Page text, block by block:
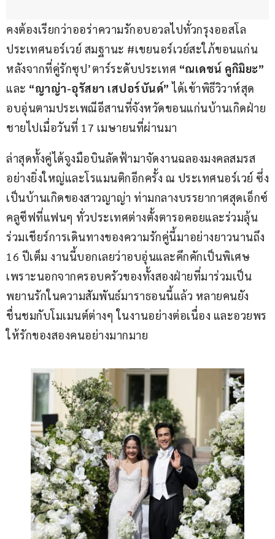
คงต้องเรียกว่าออร่าความรักอบอวลไปทั่วกรุงออสโล
ประเทศนอร์เวย์ สมฐานะ #เขยนอร์เวย์สะใภ้ขอนแก่น
หลังจากที่คู่รักซุป’ตาร์ระดับประเทศ “ณเดชน์ คูกิมิยะ”
และ “ญาญ่า-อุรัสยา เสปอร์บันด์” ได้เข้าพิธีวิวาห์สุด
อบอุ่นตามประเพณีอีสานที่จังหวัดขอนแก่นบ้านเกิดฝ่าย
ชายไปเมื่อวันที่ 17 เมษายนที่ผ่านมา
ล่าสุดทั้งคู่ได้จูงมือบินลัดฟ้ามาจัดงานฉลองมงคลสมรส
อย่างยิ่งใหญ่และโรแมนติกอีกครั้ง ณ ประเทศนอร์เวย์ ซึ่ง
เป็นบ้านเกิดของสาวญาญ่า ท่ามกลางบรรยากาศสุดเอ็กซ์
คลูซีฟที่แฟนๆ ทั่วประเทศต่างตั้งตารอคอยและร่วมลุ้น
ร่วมเชียร์การเดินทางของความรักคู่นี้มาอย่างยาวนานถึง
16 ปีเต็ม งานนี้บอกเลยว่าอบอุ่นและคึกคักเป็นพิเศษ
เพราะนอกจากครอบครัวของทั้งสองฝ่ายที่มาร่วมเป็น
พยานรักในความสัมพันธ์มาราธอนนี้แล้ว หลายคนยัง
ชื่นชมกับโมเมนต์ต่างๆ ในงานอย่างต่อเนื่อง และอวยพร
ให้รักของสองคนอย่างมากมาย